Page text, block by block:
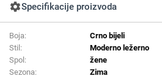
settingsSpecifikacije proizvoda
Boja:
Crno bijeli
Stil:
Moderno ležerno
Spol:
žene
Sezona:
Zima